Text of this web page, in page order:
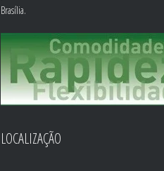
Brasília.
LOCALIZAÇÃO